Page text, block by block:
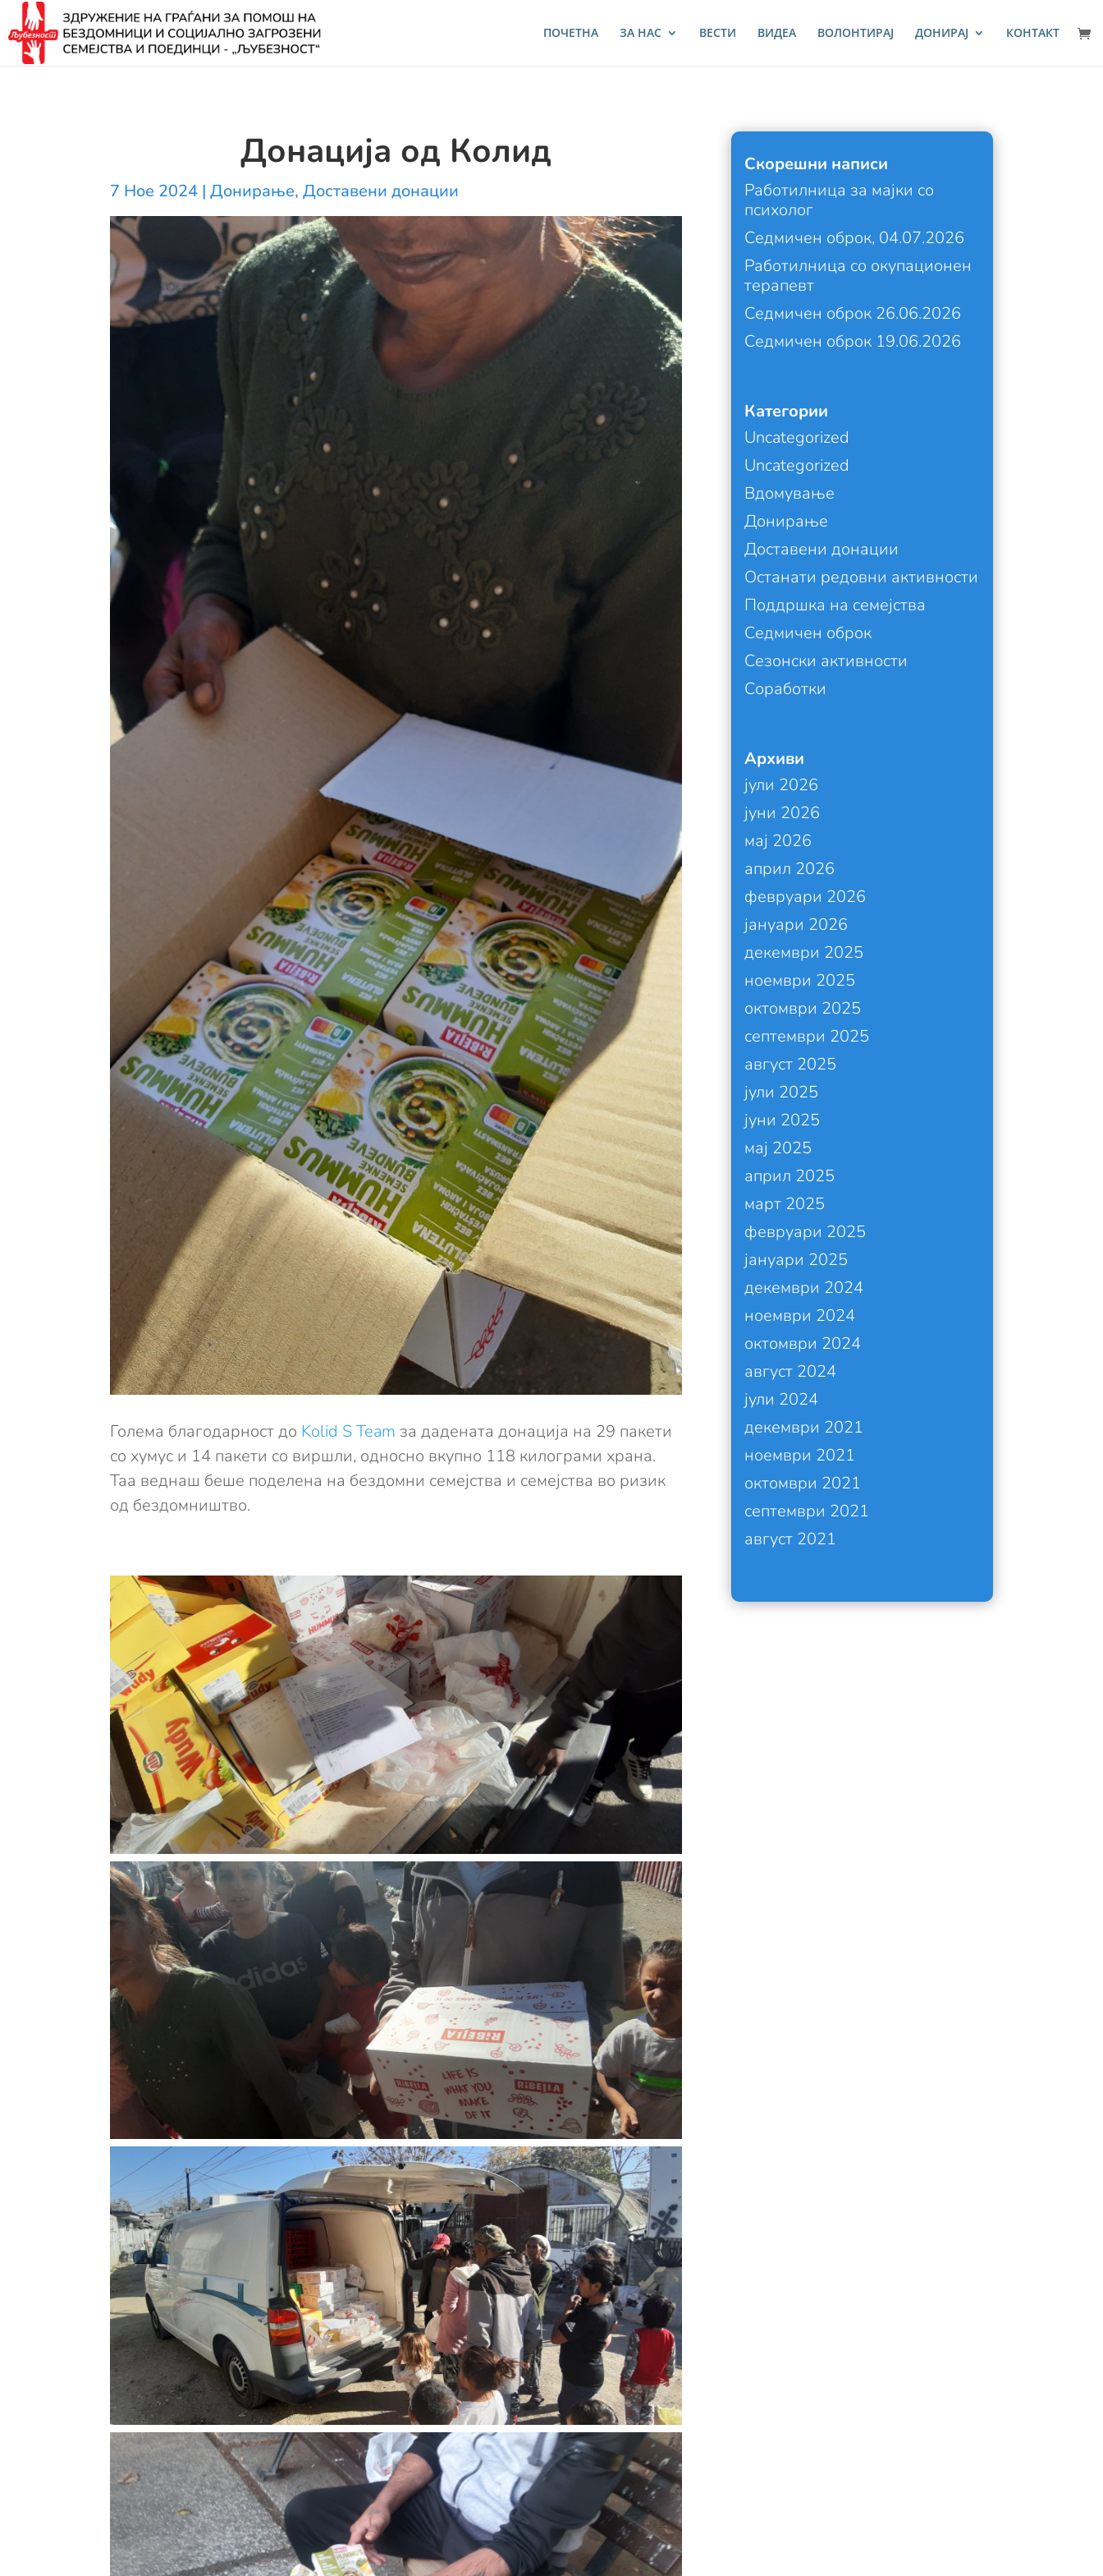
ПОЧЕТНА ЗА НАС ВЕСТИ ВИДЕА ВОЛОНТИРАЈ ДОНИРАЈ КОНТАКТ
Донација од Колид
7 Ное 2024 |Донирање,Доставени донации
Голема благодарност до Kolid S Team за дадената донација на 29 пакети
со хумус и 14 пакети со виршли, односно вкупно 118 килограми храна.
Таа веднаш беше поделена на бездомни семејства и семејства во ризик
од бездомништво.
Скорешни написи
Работилница за мајки со
психолог
Седмичен оброк, 04.07.2026
Работилница со окупационен
терапевт
Седмичен оброк 26.06.2026
Седмичен оброк 19.06.2026
Категории
Uncategorized
Uncategorized
Вдомување
Донирање
Доставени донации
Останати редовни активности
Поддршка на семејства
Седмичен оброк
Сезонски активности
Соработки
Архиви
јули 2026
јуни 2026
мај 2026
април 2026
февруари 2026
јануари 2026
декември 2025
ноември 2025
октомври 2025
септември 2025
август 2025
јули 2025
јуни 2025
мај 2025
април 2025
март 2025
февруари 2025
јануари 2025
декември 2024
ноември 2024
октомври 2024
август 2024
јули 2024
декември 2021
ноември 2021
октомври 2021
септември 2021
август 2021